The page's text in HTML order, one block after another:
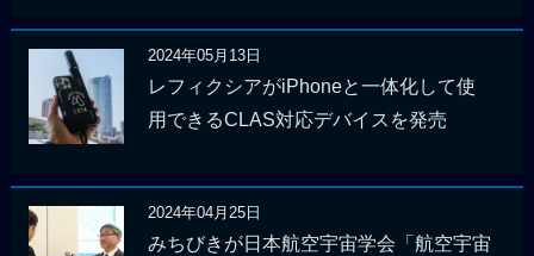
2024年05月13日
レフィクシアがiPhoneと一体化して使
用できるCLAS対応デバイスを発売
2024年04月25日
みちびきが日本航空宇宙学会「航空宇宙